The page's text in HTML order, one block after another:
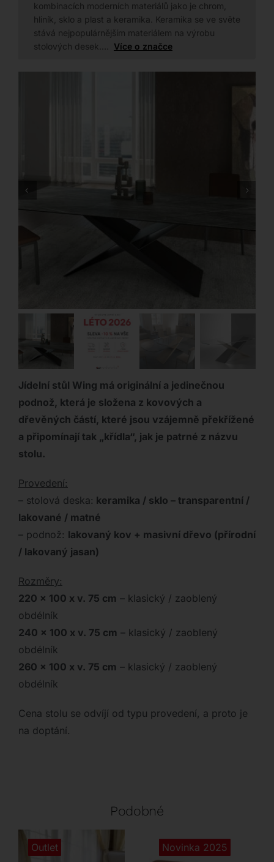
kombinacích moderních materiálů jako je chrom,
hliník, sklo a plast a keramika. Keramika se ve světe
stává nejpopulárnějším materiálem na výrobu
stolových desek.…
Více o značce
Jídelní stůl Wing má originální a jedinečnou
podnož, která je složena z kovových a
dřevěných částí, které jsou vzájemně překřížené
a připomínají tak „křídla“, jak je patrné z názvu
stolu.
Provedení:
– stolová deska: keramika / sklo – transparentní /
lakované / matné
– podnož: lakovaný kov + masivní dřevo (přírodní
/ lakovaný jasan)
Rozměry:
220 x 100 x v. 75 cm – klasický / zaoblený
obdélník
240 x 100 x v. 75 cm – klasický / zaoblený
obdélník
260 x 100 x v. 75 cm – klasický / zaoblený
obdélník
Cena stolu se odvíjí od typu provedení, a proto je
na doptání.
Podobné
Outlet Novinka 2025